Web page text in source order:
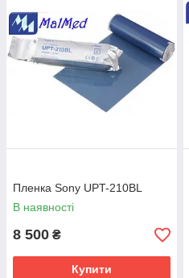
Пленка Sony UPT-210BL
В наявності
8 500 ₴
Купити